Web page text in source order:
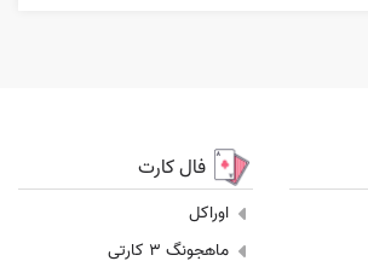
فال کارت
اوراکل
ماهجونگ 3 کارتی